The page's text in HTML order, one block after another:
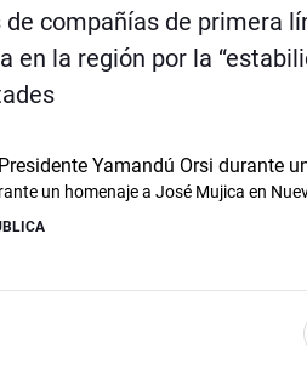
compañías de primera
en la región por la
un homenaje a José Mujica en